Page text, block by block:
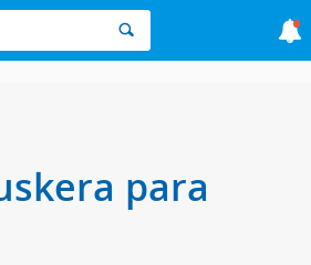
para